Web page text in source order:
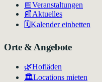
📅Veranstaltungen
📰Aktuelles
🗓️Kalender einbetten
Orte & Angebote
🌿Hofläden
🏛️Locations mieten